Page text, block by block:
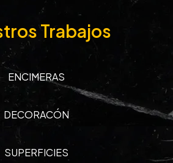
Trabajos
ENCIMERAS
DECORACÓN
SUPERFICIES